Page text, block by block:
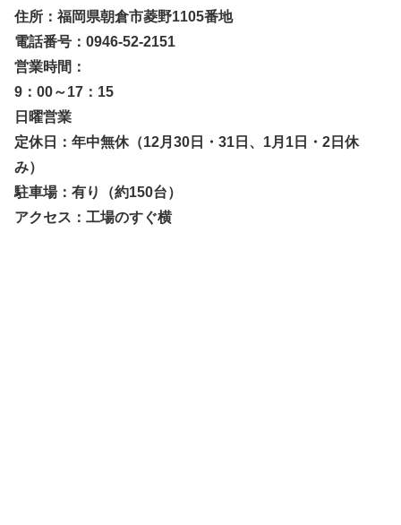
住所：福岡県朝倉市菱野1105番地
電話番号：0946-52-2151
営業時間：
9：00～17：15
日曜営業
定休日：年中無休（12月30日・31日、1月1日・2日休
み）
駐車場：有り（約150台）
アクセス：工場のすぐ横